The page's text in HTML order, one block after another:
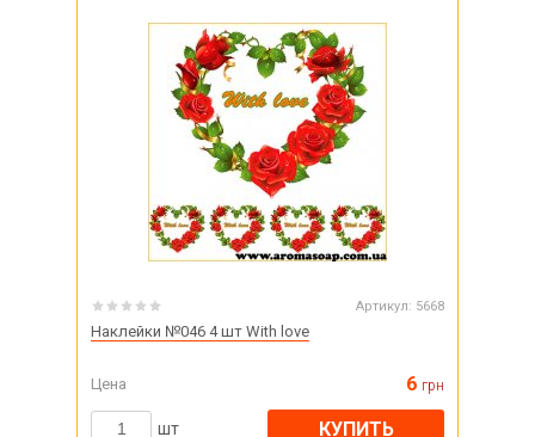
Артикул: 5668
Наклейки №046 4 шт With love
Цена 6 грн
шт КУПИТЬ